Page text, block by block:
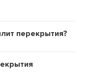
перекрытия?